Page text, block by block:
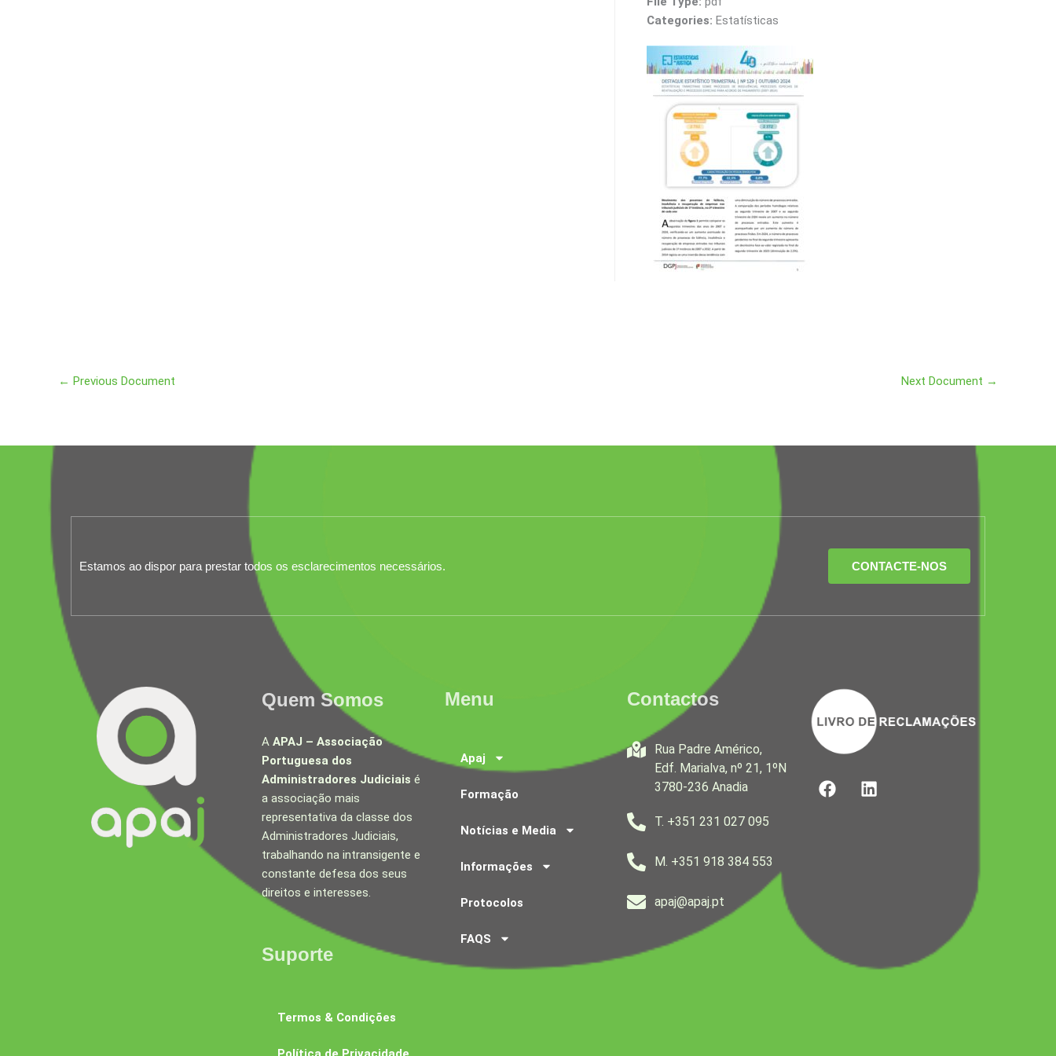
Categories: Estatísticas
← Previous Document Next Document →
Estamos ao dispor para prestar todos os esclarecimentos necessários. CONTACTE-NOS
Quem Somos
AAPAJ – Associação
Portuguesa dos
Administradores Judiciais é
a associação mais
representativa da classe dos
Administradores Judiciais,
trabalhando na intransigente e
constante defesa dos seus
direitos e interesses.
Suporte
Termos & Condições
Menu
Apaj
Formação
Notícias e Media
Informações
Protocolos
FAQS
Contactos
Rua Padre Américo,
Edf. Marialva, nº 21, 1ºN
3780-236 Anadia
T. +351 231 027 095
M. +351 918 384 553
apaj@apaj.pt
F
a
L
i